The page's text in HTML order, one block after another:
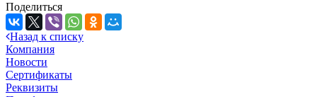
Поделиться
Назад к списку
Компания
Новости
Сертификаты
Реквизиты